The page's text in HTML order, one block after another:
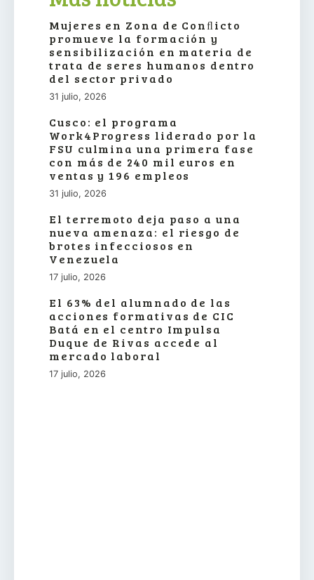
Mujeres en Zona de Conﬂicto
promueve la formación y
sensibilización en materia de
trata de seres humanos dentro
del sector privado
31 julio, 2026
Cusco: el programa
Work4Progress liderado por la
FSU culmina una primera fase
con más de 240 mil euros en
ventas y 196 empleos
31 julio, 2026
El terremoto deja paso a una
nueva amenaza: el riesgo de
brotes infecciosos en
Venezuela
17 julio, 2026
El 63% del alumnado de las
acciones formativas de CIC
Batá en el centro Impulsa
Duque de Rivas accede al
mercado laboral
17 julio, 2026